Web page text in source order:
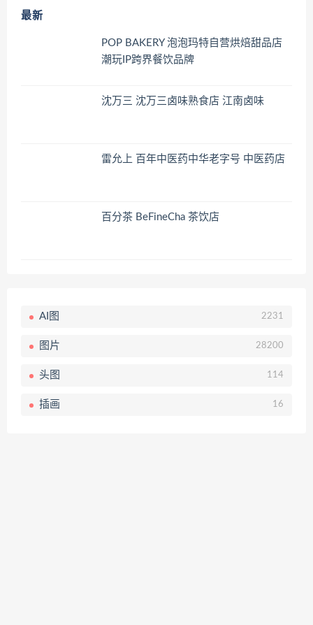
最新
POP BAKERY 泡泡玛特自营烘焙甜品店
潮玩IP跨界餐饮品牌
沈万三 沈万三卤味熟食店 江南卤味
雷允上 百年中医药中华老字号 中医药店
百分茶 BeFineCha 茶饮店
AI图 2231
图片 28200
头图 114
插画 16